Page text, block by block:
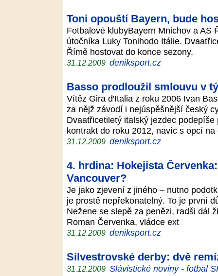
Toni opouští Bayern, bude
Fotbalové klubyBayern Mnichov a AS
útočníka Luky Tonihodo Itálie.
Římě hostovat do konce sezony.
31.12.2009 deniksport.cz
Basso prodloužil smlouvu v
Vítěz Gira d'Italia z roku 2006 Ivan
za nějž závodí i nejúspěšnější český
Dvaatřicetiletý italský jezdec
kontrakt do roku 2012, navíc s opcí
31.12.2009 deniksport.cz
4. hrdina: Hokejista
Vancouver?
Je jako zjevení z jiného – nutno
je prostě nepřekonatelný. To je první
Nežene se slepě za penězi, radši dál
Roman Červenka, vládce ext
31.12.2009 deniksport.cz
Silvestrovské derby: dvě
31.12.2009 Slávistické noviny - fotbal